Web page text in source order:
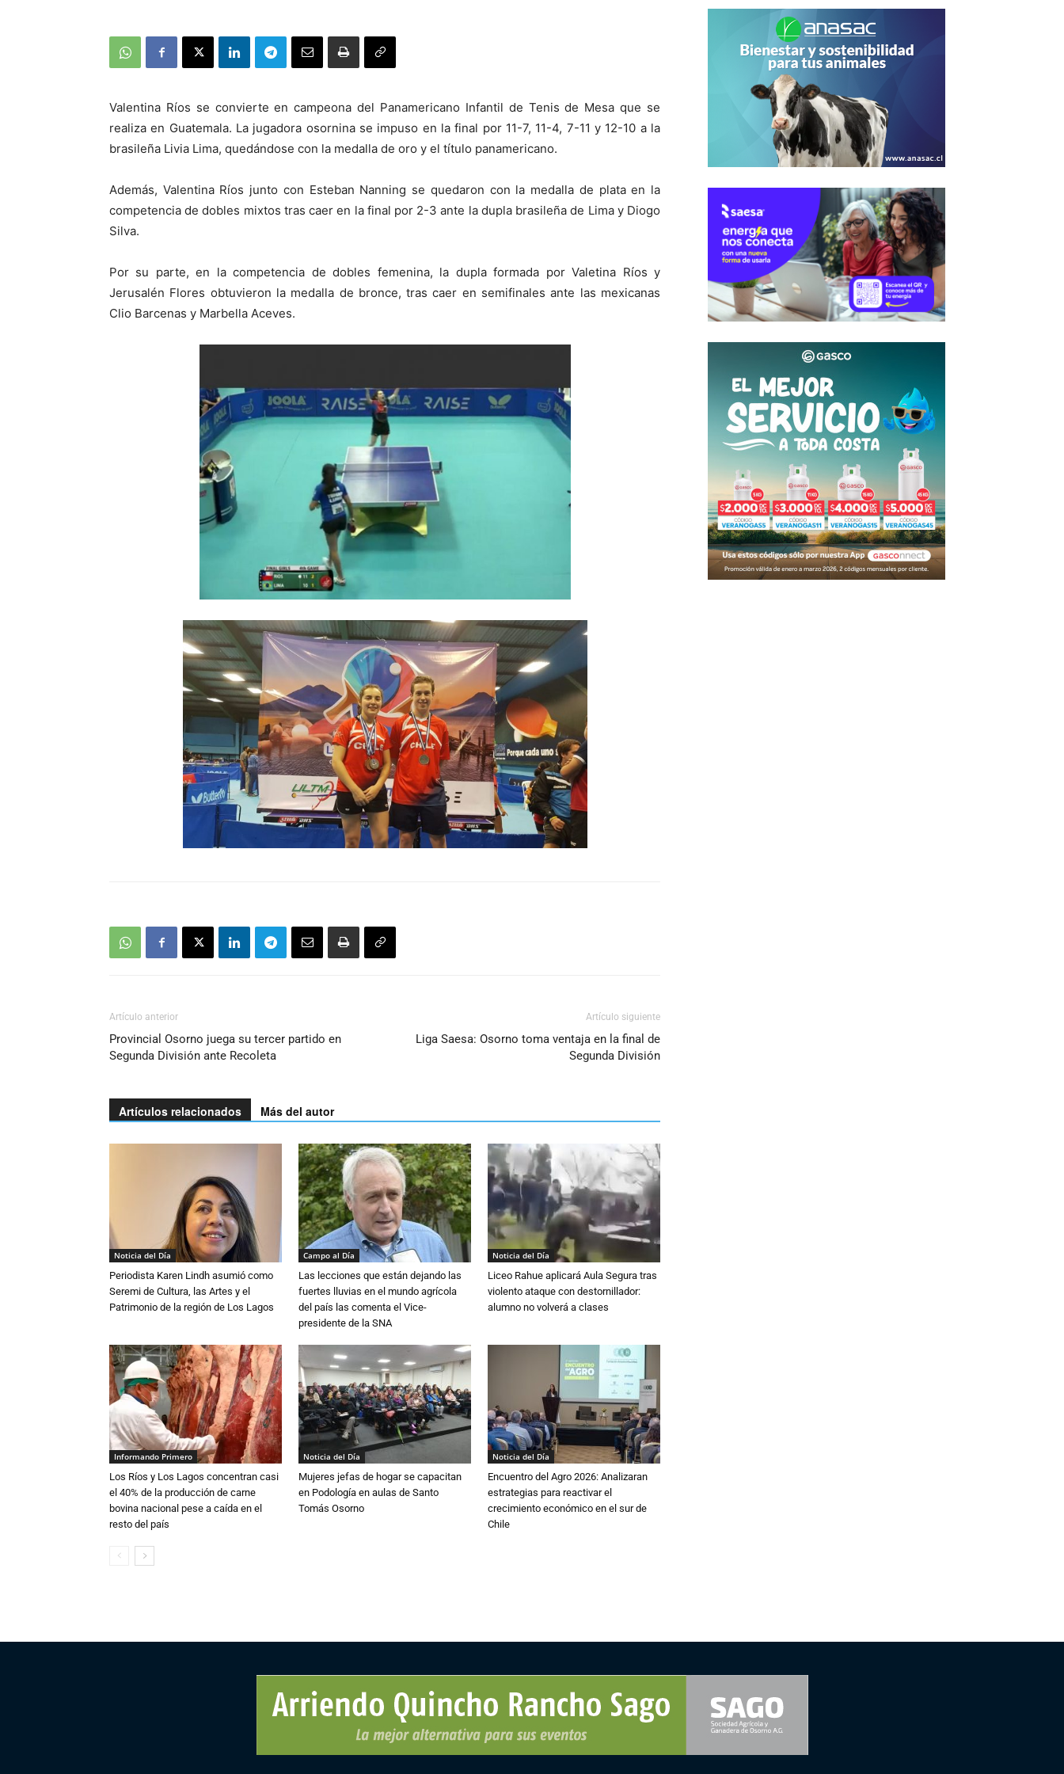
Valentina Ríos se convierte en campeona del Panamericano Infantil de Tenis de Mesa que se
realiza en Guatemala. La jugadora osornina se impuso en la final por 11-7, 11-4, 7-11 y 12-10 a la
brasileña Livia Lima, quedándose con la medalla de oro y el título panamericano.
Además, Valentina Ríos junto con Esteban Nanning se quedaron con la medalla de plata en la
competencia de dobles mixtos tras caer en la final por 2-3 ante la dupla brasileña de Lima y Diogo
Silva.
Por su parte, en la competencia de dobles femenina, la dupla formada por Valetina Ríos y
Jerusalén Flores obtuvieron la medalla de bronce, tras caer en semifinales ante las mexicanas
Clio Barcenas y Marbella Aceves.
Artículo anterior
Provincial Osorno juega su tercer partido en
Segunda División ante Recoleta
Artículo siguiente
Liga Saesa: Osorno toma ventaja en la final de
Segunda División
Artículos relacionados Más del autor
Noticia del Día
Periodista Karen Lindh asumió como
Seremi de Cultura, las Artes y el
Patrimonio de la región de Los Lagos
Campo al Día
Las lecciones que están dejando las
fuertes lluvias en el mundo agrícola
del país las comenta el Vice-
presidente de la SNA
Noticia del Día
Liceo Rahue aplicará Aula Segura tras
violento ataque con destornillador:
alumno no volverá a clases
Informando Primero
Los Ríos y Los Lagos concentran casi
el 40% de la producción de carne
bovina nacional pese a caída en el
resto del país
Noticia del Día
Mujeres jefas de hogar se capacitan
en Podología en aulas de Santo
Tomás Osorno
Noticia del Día
Encuentro del Agro 2026: Analizaran
estrategias para reactivar el
crecimiento económico en el sur de
Chile